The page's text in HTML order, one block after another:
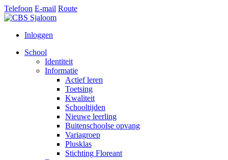
Telefoon E-mail Route
Inloggen
School
Identiteit
Informatie
Actief leren
Toetsing
Kwaliteit
Schooltijden
Nieuwe leerling
Buitenschoolse opvang
Variagroep
Plusklas
Stichting Floreant